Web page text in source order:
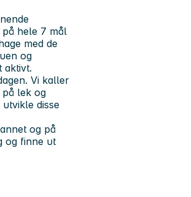
hele 7 mål
med de
og
aktivt.
Vi kaller
lek og
disse
og på
og finne ut